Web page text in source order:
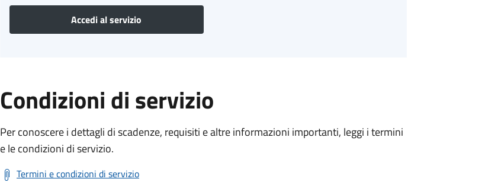
Accedi al servizio
Condizioni di servizio
Per conoscere i dettagli di scadenze, requisiti e altre informazioni importanti, leggi i termini
e le condizioni di servizio.
Termini e condizioni di servizio